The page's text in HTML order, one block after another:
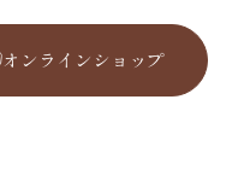
オンラインショップ